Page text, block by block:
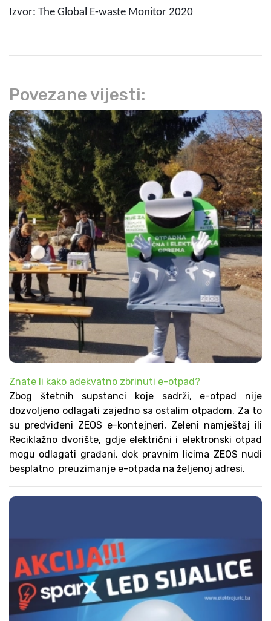
Izvor: The Global E-waste Monitor 2020
Povezane vijesti:
Znate li kako adekvatno zbrinuti e-otpad?
Zbog štetnih supstanci koje sadrži, e-otpad nije
dozvoljeno odlagati zajedno sa ostalim otpadom. Za to
su predviđeni ZEOS e-kontejneri, Zeleni namještaj ili
Reciklažno dvorište, gdje električni i elektronski otpad
mogu odlagati građani, dok pravnim licima ZEOS nudi
besplatno preuzimanje e-otpada na željenoj adresi.